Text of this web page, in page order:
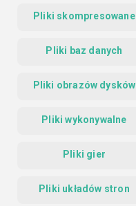
Pliki skompresowane
Pliki baz danych
Pliki obrazów dysków
Pliki wykonywalne
Pliki gier
Pliki układów stron